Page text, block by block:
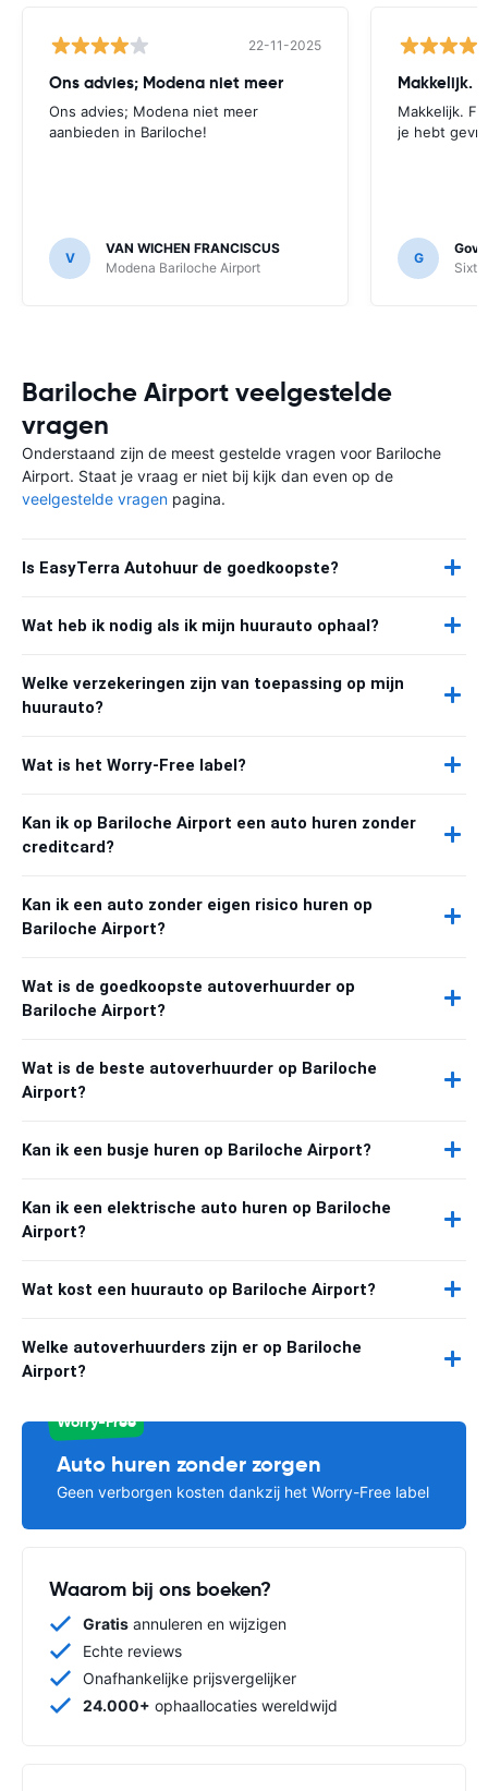
22-11-2025
Ons advies; Modena niet meer
Ons advies; Modena niet meer
aanbieden in Bariloche!
V
VAN WICHEN FRANCISCUS
Modena Bariloche Airport
Makkelijk.
Makkelijk.
je hebt
G
Sixt
Bariloche Airport veelgestelde
vragen
Onderstaand zijn de meest gestelde vragen voor Bariloche
Airport. Staat je vraag er niet bij kijk dan even op de
veelgestelde vragen pagina.
Is EasyTerra Autohuur de goedkoopste?
Wat heb ik nodig als ik mijn huurauto ophaal?
Welke verzekeringen zijn van toepassing op mijn
huurauto?
Wat is het Worry-Free label?
Kan ik op Bariloche Airport een auto huren zonder
creditcard?
Kan ik een auto zonder eigen risico huren op
Bariloche Airport?
Wat is de goedkoopste autoverhuurder op
Bariloche Airport?
Wat is de beste autoverhuurder op Bariloche
Airport?
Kan ik een busje huren op Bariloche Airport?
Kan ik een elektrische auto huren op Bariloche
Airport?
Wat kost een huurauto op Bariloche Airport?
Welke autoverhuurders zijn er op Bariloche
Airport?
Worry-Free
Auto huren zonder zorgen
Geen verborgen kosten dankzij het Worry-Free label
Waarom bij ons boeken?
Gratis annuleren en wijzigen
Echte reviews
Onafhankelijke prijsvergelijker
24.000+ ophaallocaties wereldwijd